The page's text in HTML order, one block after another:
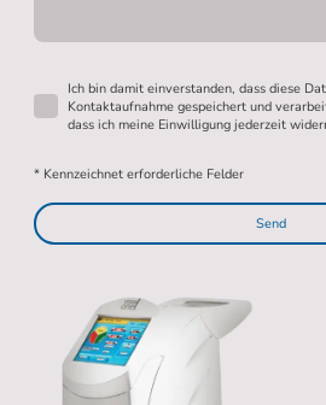
Ich bin damit einverstanden, dass diese
Kontaktaufnahme gespeichert und
dass ich meine Einwilligung jederzeit
* Kennzeichnet erforderliche Felder
Send